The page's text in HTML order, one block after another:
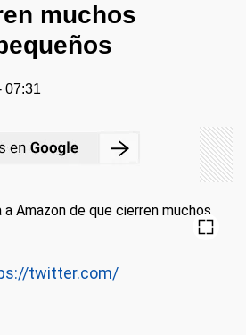
muchos
07:31
twitter.com/